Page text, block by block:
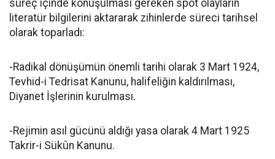
süreç içinde konuşulması gereken spot olayların
literatür bilgilerini aktararak zihinlerde süreci tarihsel
olarak toparladı:
-Radikal dönüşümün önemli tarihi olarak 3 Mart 1924,
Tevhid-i Tedrisat Kanunu, halifeliğin kaldırılması,
Diyanet İşlerinin kurulması.
-Rejimin asıl gücünü aldığı yasa olarak 4 Mart 1925
Takrir-i Sükûn Kanunu.